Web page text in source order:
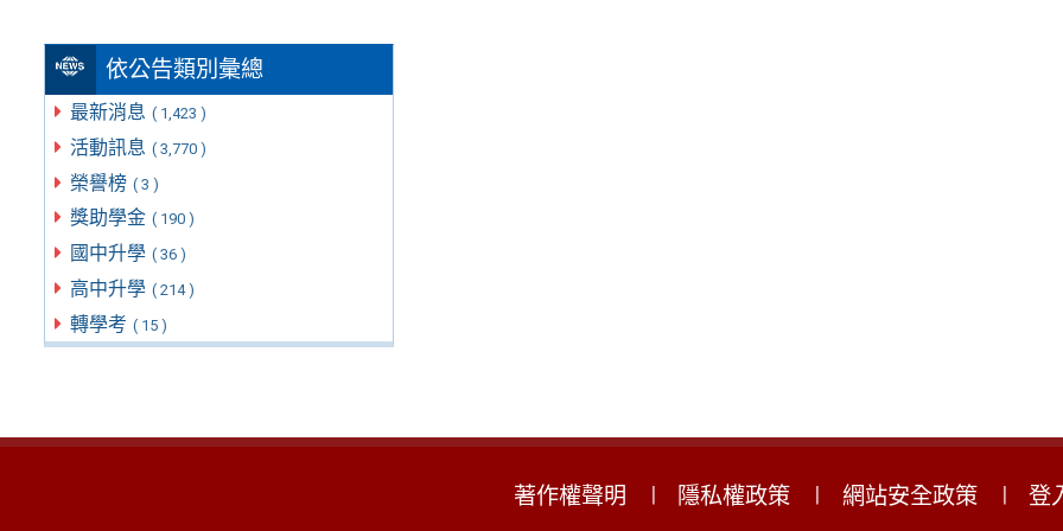
依公告類別彙總
最新消息 ( 1,423 )
活動訊息 ( 3,770 )
榮譽榜 ( 3 )
獎助學金 ( 190 )
國中升學 ( 36 )
高中升學 ( 214 )
轉學考 ( 15 )
著作權聲明 隱私權政策 網站安全政策
登